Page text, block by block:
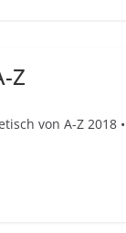
Z
von A-Z 2018 •